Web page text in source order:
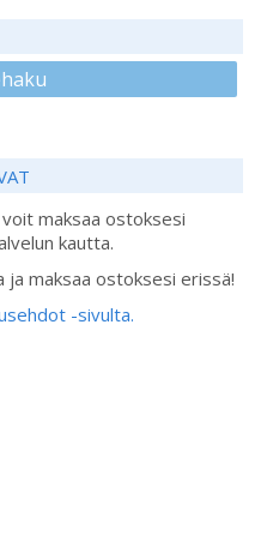
maksaa ostoksesi
kautta.
maksaa ostoksesi erissä!
-sivulta.